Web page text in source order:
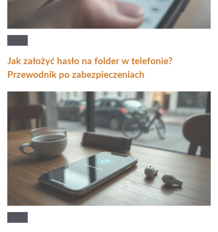
Jak założyć hasło na folder w telefonie?
Przewodnik po zabezpieczeniach